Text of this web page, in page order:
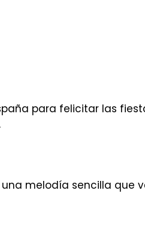
para felicitar las
melodía sencilla que